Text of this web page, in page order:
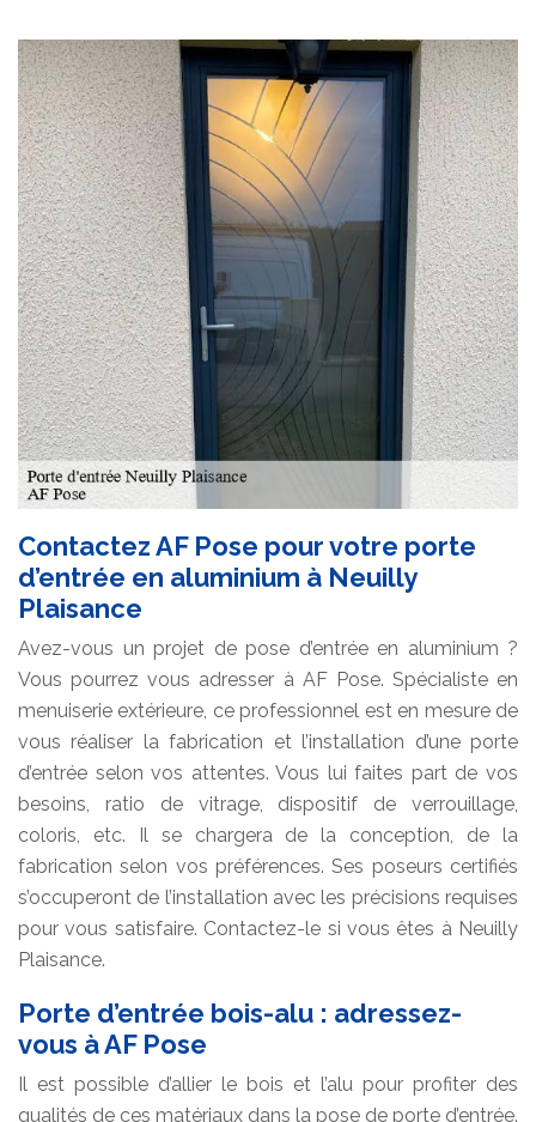
Contactez AF Pose pour votre porte
d’entrée en aluminium à Neuilly
Plaisance
Avez-vous un projet de pose d’entrée en aluminium ?
Vous pourrez vous adresser à AF Pose. Spécialiste en
menuiserie extérieure, ce professionnel est en mesure de
vous réaliser la fabrication et l’installation d’une porte
d’entrée selon vos attentes. Vous lui faites part de vos
besoins, ratio de vitrage, dispositif de verrouillage,
coloris, etc. Il se chargera de la conception, de la
fabrication selon vos préférences. Ses poseurs certifiés
s’occuperont de l’installation avec les précisions requises
pour vous satisfaire. Contactez-le si vous êtes à Neuilly
Plaisance.
Porte d’entrée bois-alu : adressez-
vous à AF Pose
Il est possible d’allier le bois et l’alu pour profiter des
qualités de ces matériaux dans la pose de porte d’entrée.